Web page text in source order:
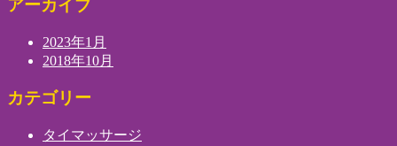
アーカイブ
2023年1月
2018年10月
カテゴリー
タイマッサージ